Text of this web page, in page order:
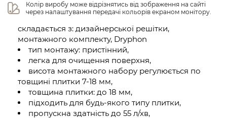
Колір виробу може відрізнятись від зображення на сайті
через налаштування передачі кольорів екраном монітору.
складається з: дизайнерської решітки,
монтажного комплекту, Dryphon
тип монтажу: пристінний,
легка для очищення поверхня,
висота монтажного набору регулюється по
товщині плитки 7-18 мм,
товщина плитки: до 18 мм,
підходить для будь-якого типу плитки,
пропускна здатність до 55 л/хв,